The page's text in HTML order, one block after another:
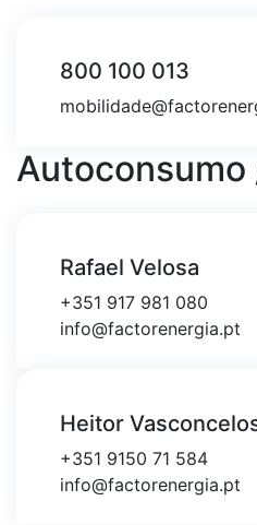
800 100 013
Autoconsumo
Rafael Velosa
+351 917 981 080
info@factorenergia.pt
Heitor
+351 9150 71 584
info@factorenergia.pt